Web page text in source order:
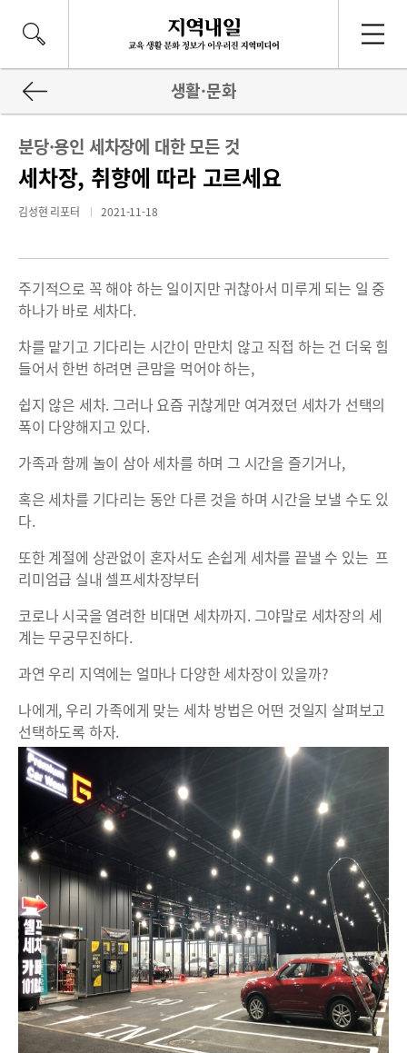
생활·문화
분당·용인 세차장에 대한 모든 것
세차장, 취향에 따라 고르세요
김성현 리포터 2021-11-18
주기적으로 꼭 해야 하는 일이지만 귀찮아서 미루게 되는 일 중
하나가 바로 세차다.
차를 맡기고 기다리는 시간이 만만치 않고 직접 하는 건 더욱 힘
들어서 한번 하려면 큰맘을 먹어야 하는,
쉽지 않은 세차. 그러나 요즘 귀찮게만 여겨졌던 세차가 선택의
폭이 다양해지고 있다.
가족과 함께 놀이 삼아 세차를 하며 그 시간을 즐기거나,
혹은 세차를 기다리는 동안 다른 것을 하며 시간을 보낼 수도 있
다.
또한 계절에 상관없이 혼자서도 손쉽게 세차를 끝낼 수 있는 프
리미엄급 실내 셀프세차장부터
코로나 시국을 염려한 비대면 세차까지. 그야말로 세차장의 세
계는 무궁무진하다.
과연 우리 지역에는 얼마나 다양한 세차장이 있을까?
나에게, 우리 가족에게 맞는 세차 방법은 어떤 것일지 살펴보고
선택하도록 하자.